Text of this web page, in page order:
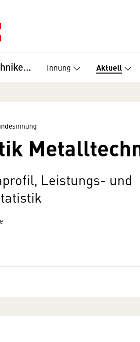
Metalltechniker, Bundesinnung Innung Aktuell
Leistungs- und